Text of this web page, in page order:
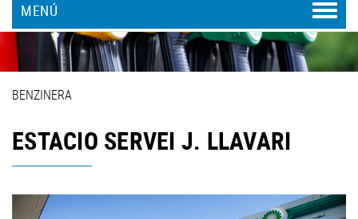
MENÚ
BENZINERA
ESTACIO SERVEI J. LLAVARI